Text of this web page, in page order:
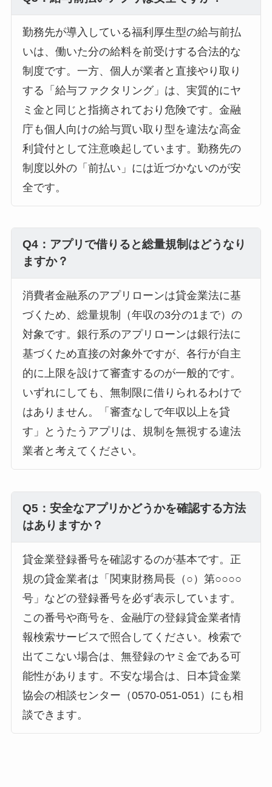
勤務先が導入している福利厚生型の給与前払
いは、働いた分の給料を前受けする合法的な
制度です。一方、個人が業者と直接やり取り
する「給与ファクタリング」は、実質的にヤ
ミ金と同じと指摘されており危険です。金融
庁も個人向けの給与買い取り型を違法な高金
利貸付として注意喚起しています。勤務先の
制度以外の「前払い」には近づかないのが安
全です。
Q4：アプリで借りると総量規制はどうなり
ますか？
消費者金融系のアプリローンは貸金業法に基
づくため、総量規制（年収の3分の1まで）の
対象です。銀行系のアプリローンは銀行法に
基づくため直接の対象外ですが、各行が自主
的に上限を設けて審査するのが一般的です。
いずれにしても、無制限に借りられるわけで
はありません。「審査なしで年収以上を貸
す」とうたうアプリは、規制を無視する違法
業者と考えてください。
Q5：安全なアプリかどうかを確認する方法
はありますか？
貸金業登録番号を確認するのが基本です。正
規の貸金業者は「関東財務局長（○）第○○○○
号」などの登録番号を必ず表示しています。
この番号や商号を、金融庁の登録貸金業者情
報検索サービスで照合してください。検索で
出てこない場合は、無登録のヤミ金である可
能性があります。不安な場合は、日本貸金業
協会の相談センター（0570-051-051）にも相
談できます。